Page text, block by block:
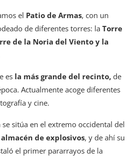
el Patio de Armas, con un
de diferentes torres: la Torre
de la Noria del Viento y la
es la más grande del recinto, de
Actualmente acoge diferentes
y cine.
sitúa en el extremo occidental del
almacén de explosivos, y de ahí su
el primer pararrayos de la